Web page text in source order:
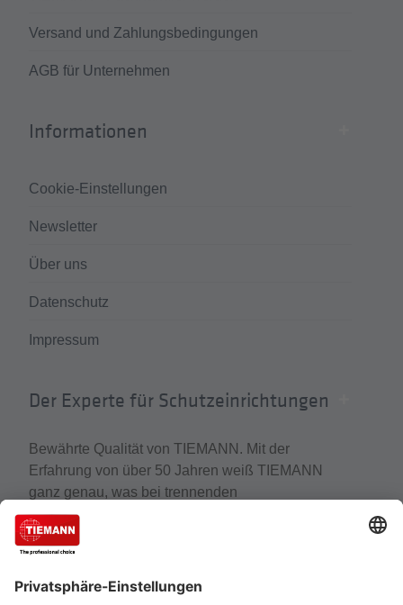
Versand und Zahlungsbedingungen
AGB für Unternehmen
Informationen
Cookie-Einstellungen
Newsletter
Über uns
Datenschutz
Impressum
Der Experte für Schutzeinrichtungen
Bewährte Qualität von TIEMANN. Mit der
Erfahrung von über 50 Jahren weiß TIEMANN
ganz genau, was bei trennenden
Distanzschutzeinrichtungen wirklich zählt. Der
Experte für Schutzeinrichtungen, Schutzzäune und
Gittertrennwände gehört zu den führenden
Unternehmen, wenn es um den Schutz von
Mensch, Maschine und Anlagen geht.